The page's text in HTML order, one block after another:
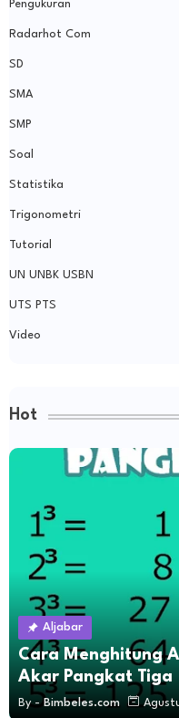
Pengukuran
Radarhot Com
SD
SMA
SMP
Soal
Statistika
Trigonometri
Tutorial
UN UNBK USBN
UTS PTS
Video
Hot
Aljabar
Cara Menghitung
Akar Pangkat Tiga
By - Bimbeles.com